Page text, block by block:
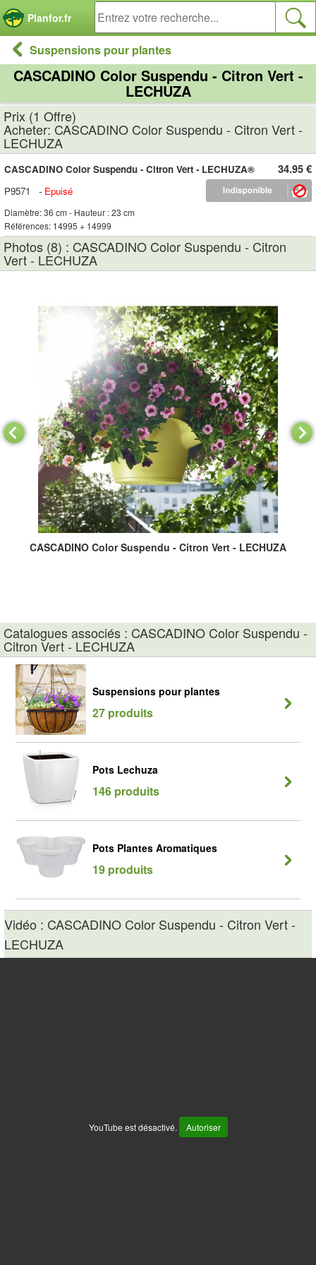
Planfor.fr
Suspensions pour plantes
CASCADINO Color Suspendu - Citron Vert -
LECHUZA
Prix (1 Offre)
Acheter: CASCADINO Color Suspendu - Citron Vert -
LECHUZA
34.95 €
CASCADINO Color Suspendu - Citron Vert - LECHUZA®
P9571
- Epuisé
Diamètre: 36 cm - Hauteur : 23 cm
Références: 14995 + 14999
Photos (8) : CASCADINO Color Suspendu - Citron
Vert - LECHUZA
CASCADINO Color Suspendu - Citron Vert - LECHUZA
Catalogues associés : CASCADINO Color Suspendu -
Citron Vert - LECHUZA
Suspensions pour plantes
27 produits
Pots Lechuza
146 produits
Pots Plantes Aromatiques
19 produits
Vidéo : CASCADINO Color Suspendu - Citron Vert -
LECHUZA
YouTube est désactivé. Autoriser
Panneau de gestion des cookies